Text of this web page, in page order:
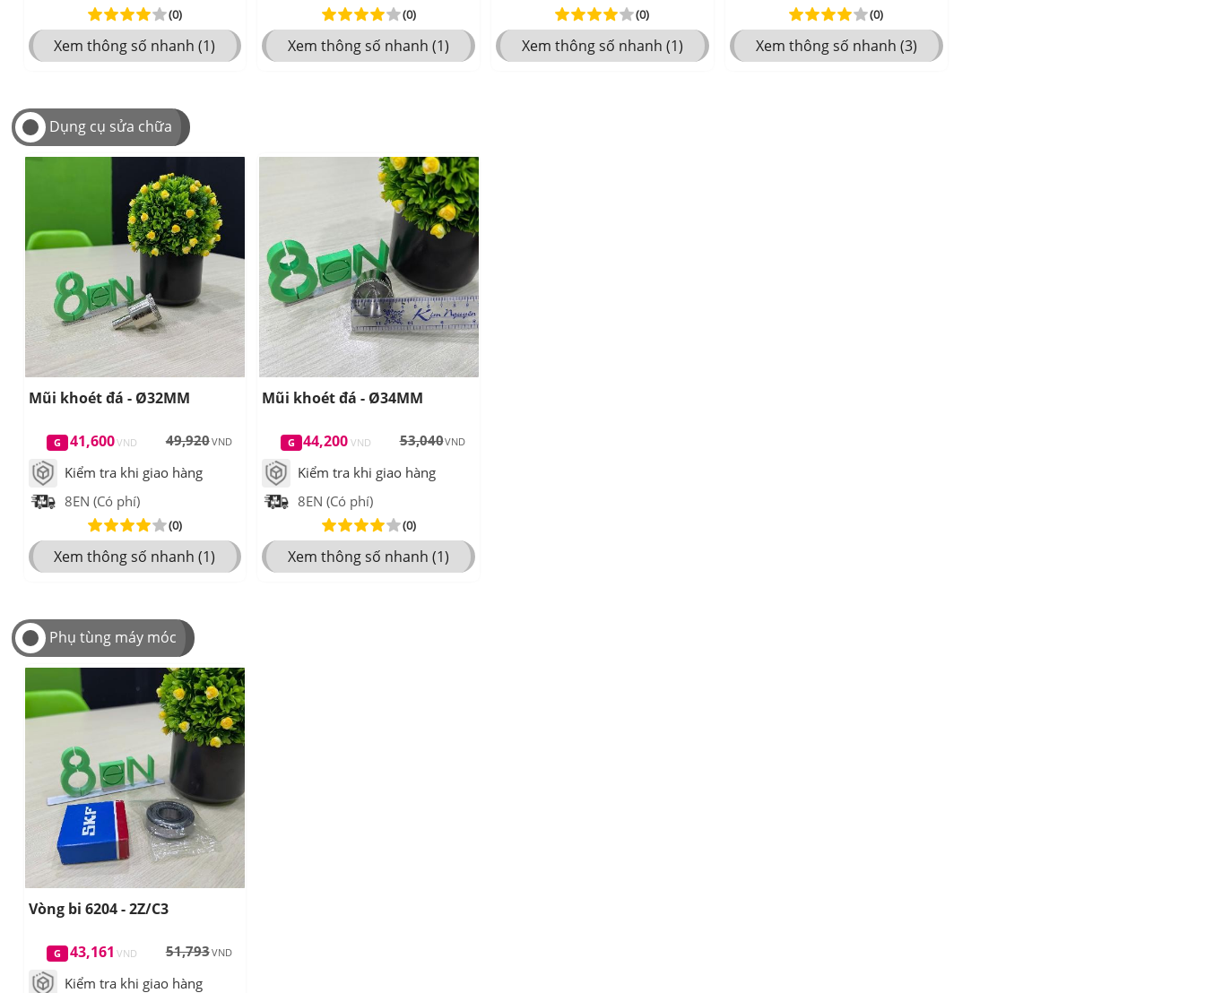
(0)
Xem thông số nhanh (1)
(0)
Xem thông số nhanh (1)
(0)
Xem thông số nhanh (1)
(0)
Xem thông số nhanh (3)
Dụng cụ sửa chữa
Mũi khoét đá - Ø32MM
41,600
49,920
Kiểm tra khi giao hàng
8EN (Có phí)
(0)
Xem thông số nhanh (1)
Mũi khoét đá - Ø34MM
44,200
53,040
Kiểm tra khi giao hàng
8EN (Có phí)
(0)
Xem thông số nhanh (1)
Phụ tùng máy móc
Vòng bi 6204 - 2Z/C3
43,161
51,793
Kiểm tra khi giao hàng